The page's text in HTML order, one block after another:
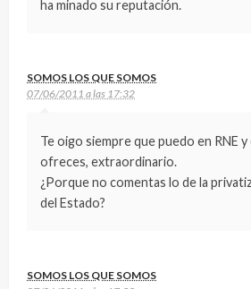
ha minado su reputación.
SOMOS LOS QUE SOMOS
07/06/2011 a las 17:32
Te oigo siempre que puedo en RNE
ofreces, extraordinario.
¿Porque no comentas lo de la
del Estado?
SOMOS LOS QUE SOMOS